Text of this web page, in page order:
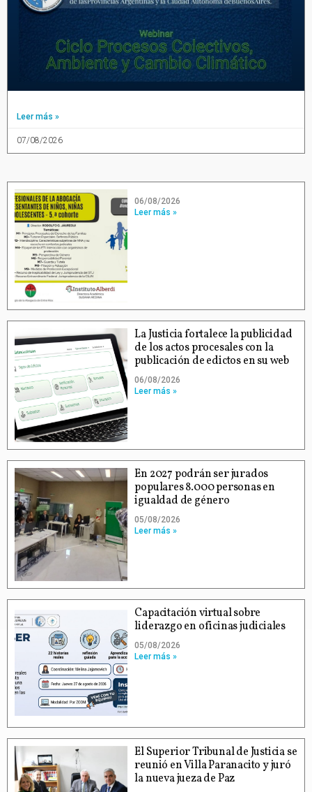
Leer más »
07/08/2026
06/08/2026
Leer más »
La Justicia fortalece la publicidad
de los actos procesales con la
publicación de edictos en su web
06/08/2026
Leer más »
En 2027 podrán ser jurados
populares 8.000 personas en
igualdad de género
05/08/2026
Leer más »
Capacitación virtual sobre
liderazgo en oficinas judiciales
05/08/2026
Leer más »
El Superior Tribunal de Justicia se
reunió en Villa Paranacito y juró
la nueva jueza de Paz